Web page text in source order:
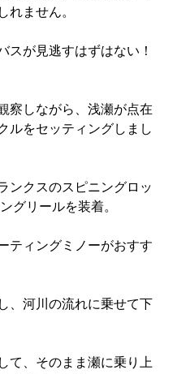
れません。
スが見逃すはずはない！
察しながら、浅瀬が点在
ルをセッティングしまし
ンクスのスピニングロッ
グリールを装着。
ティングミノーがおすす
、河川の流れに乗せて下
て、そのまま瀬に乗り上